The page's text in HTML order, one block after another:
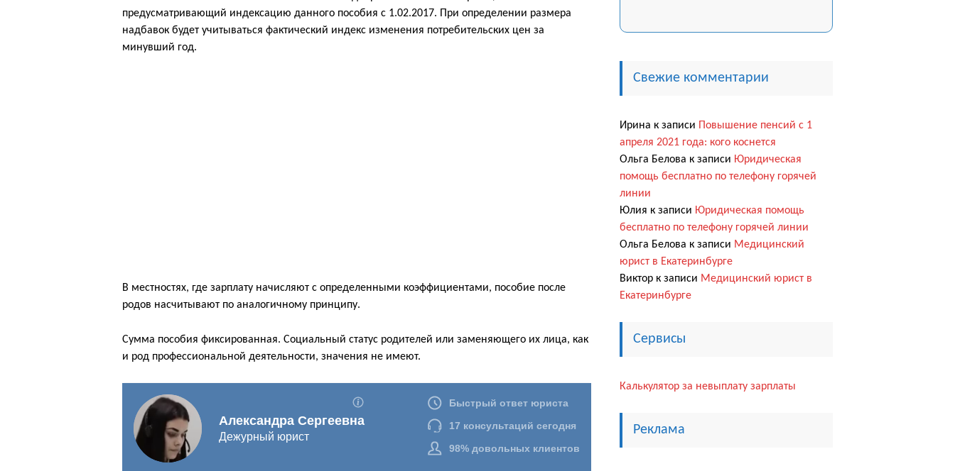
предусматривающий индексацию данного пособия с 1.02.2017. При определении размера
надбавок будет учитываться фактический индекс изменения потребительских цен за
минувший год.
В местностях, где зарплату начисляют с определенными коэффициентами, пособие после
родов насчитывают по аналогичному принципу.
Сумма пособия фиксированная. Социальный статус родителей или заменяющего их лица, как
и род профессиональной деятельности, значения не имеют.
Свежие комментарии
Ирина к записи
Повышение пенсий с 1
апреля 2021 года: кого коснется
Ольга Белова к записи Юридическая
помощь бесплатно по телефону горячей
линии
Юлия к записи Юридическая помощь
бесплатно по телефону горячей линии
Ольга Белова к записи Медицинский
юрист в Екатеринбурге
Виктор к записи Медицинский юрист в
Екатеринбурге
Сервисы
Калькулятор за невыплату зарплаты
Реклама